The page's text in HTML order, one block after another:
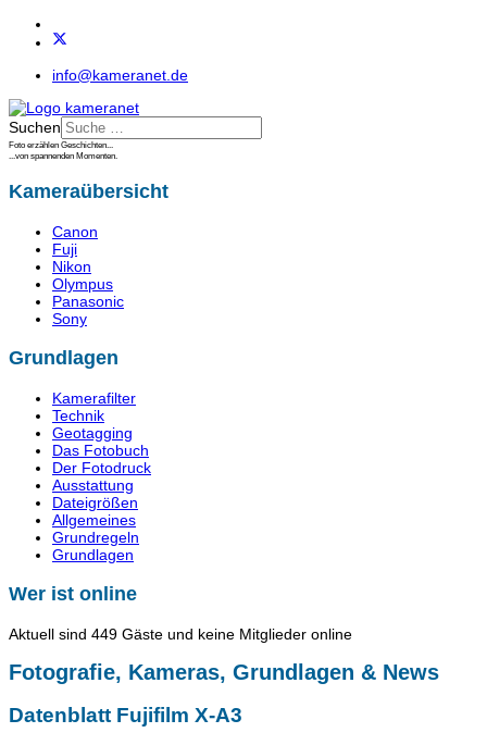
info@kameranet.de
Suchen
Foto erzählen Geschichten...
...von spannenden Momenten.
Kameraübersicht
Canon
Fuji
Nikon
Olympus
Panasonic
Sony
Grundlagen
Kamerafilter
Technik
Geotagging
Das Fotobuch
Der Fotodruck
Ausstattung
Dateigrößen
Allgemeines
Grundregeln
Grundlagen
Wer ist online
Aktuell sind 449 Gäste und keine Mitglieder online
Fotografie, Kameras, Grundlagen & News
Datenblatt Fujifilm X-A3